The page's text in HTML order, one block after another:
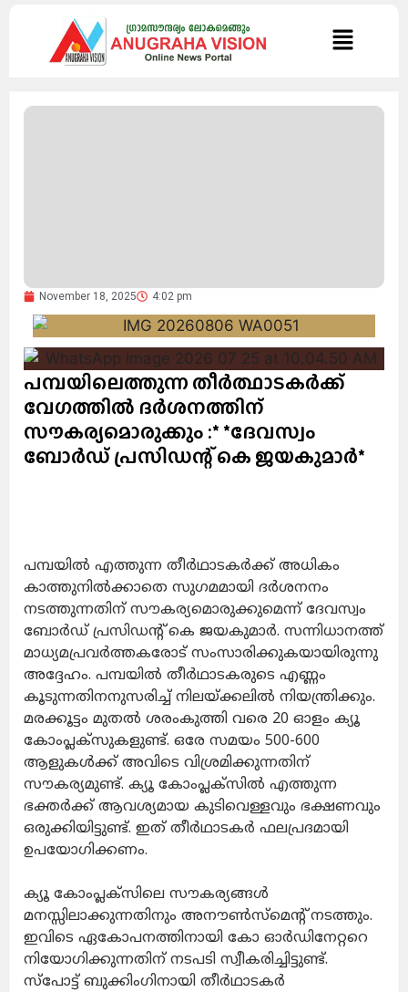
November 18, 2025 4:02 pm
പമ്പയിലെത്തുന്ന തീര്‍ത്ഥാടകര്‍ക്ക്
വേഗത്തില്‍ ദര്‍ശനത്തിന്
സൗകര്യമൊരുക്കും :* *ദേവസ്വം
ബോര്‍ഡ് പ്രസിഡന്റ് കെ ജയകുമാര്‍*
പമ്പയില്‍ എത്തുന്ന തീര്‍ഥാടകര്‍ക്ക് അധികം
കാത്തുനില്‍ക്കാതെ സുഗമമായി ദര്‍ശനനം
നടത്തുന്നതിന് സൗകര്യമൊരുക്കുമെന്ന് ദേവസ്വം
ബോര്‍ഡ് പ്രസിഡന്റ് കെ ജയകുമാര്‍. സന്നിധാനത്ത്
മാധ്യമപ്രവര്‍ത്തകരോട് സംസാരിക്കുകയായിരുന്നു
അദ്ദേഹം. പമ്പയില്‍ തീര്‍ഥാടകരുടെ എണ്ണം
കൂടുന്നതിനനുസരിച്ച് നിലയ്ക്കലില്‍ നിയന്ത്രിക്കും.
മരക്കൂട്ടം മുതല്‍ ശരംകുത്തി വരെ 20 ഓളം ക്യൂ
കോംപ്ലക്‌സുകളുണ്ട്. ഒരേ സമയം 500-600
ആളുകള്‍ക്ക് അവിടെ വിശ്രമിക്കുന്നതിന്
സൗകര്യമുണ്ട്. ക്യൂ കോംപ്ലക്‌സില്‍ എത്തുന്ന
ഭക്തര്‍ക്ക് ആവശ്യമായ കുടിവെള്ളവും ഭക്ഷണവും
ഒരുക്കിയിട്ടുണ്ട്. ഇത് തീര്‍ഥാടകര്‍ ഫലപ്രദമായി
ഉപയോഗിക്കണം.
ക്യൂ കോംപ്ലക്‌സിലെ സൗകര്യങ്ങള്‍
മനസ്സിലാക്കുന്നതിനും അനൗണ്‍സ്‌മെന്റ് നടത്തും.
ഇവിടെ ഏകോപനത്തിനായി കോ ഓര്‍ഡിനേറ്ററെ
നിയോഗിക്കുന്നതിന് നടപടി സ്വീകരിച്ചിട്ടുണ്ട്.
സ്‌പോട്ട് ബുക്കിംഗിനായി തീര്‍ഥാടകര്‍